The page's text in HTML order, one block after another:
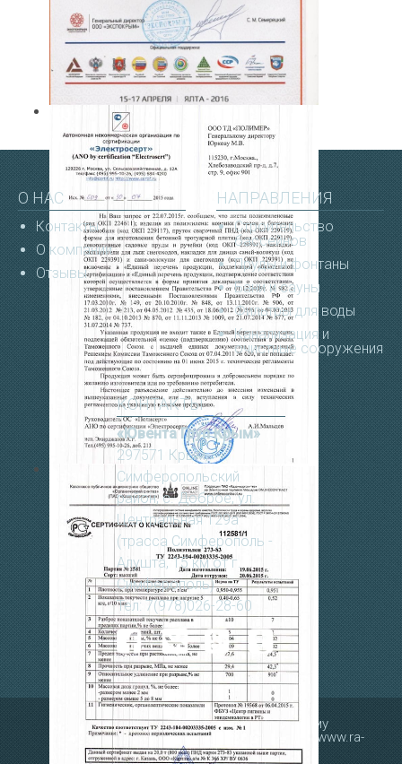
О НАС
Контакты
О компании
Отзывы
НАПРАВЛЕНИЯ
Строительство
бассейнов
Пруды и фонтаны
Бани и сауны
Фильтры для воды
Канализация и
очистные сооружения
КОНТАКТЫ
«Ювента Груп Крым»
297571 Крым,
Cимферопольский
район, с. Доброе, ул.
Центральная 129а
(трасса Симферополь -
Алушта, 15 км от г.
Симферополь)
Тел: 7(978)026-28-60
Рекламу в Крыму
www.ra-
salgir.ru.